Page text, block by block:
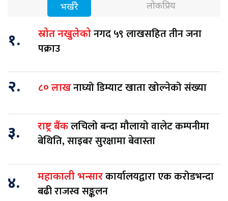
भर्खरै लोकप्रिय
१. स्रोत नखुलेकोनगद ५९ लाखसहित तीन जना
पक्राउ
२. ८० लाखनाघ्यो डिम्याट खाता खोल्नेको संख्या
३. राष्ट्र बैंकलचिलो बन्दा मौलायो वालेट कम्पनीमा
बेथिति, साइबर सुरक्षामा बेवास्ता
४. महाकाली भन्सारकार्यालयद्वारा एक करोडभन्दा
बढी राजस्व सङ्कलन